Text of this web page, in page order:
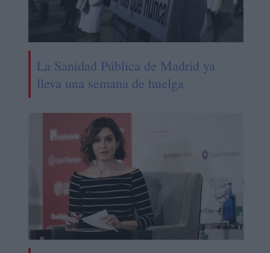
La Sanidad Pública de Madrid ya
lleva una semana de huelga